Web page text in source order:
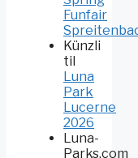
Funfair
Künzli
til
Luna
Park
Lucerne
2026
Luna-
Parks.com